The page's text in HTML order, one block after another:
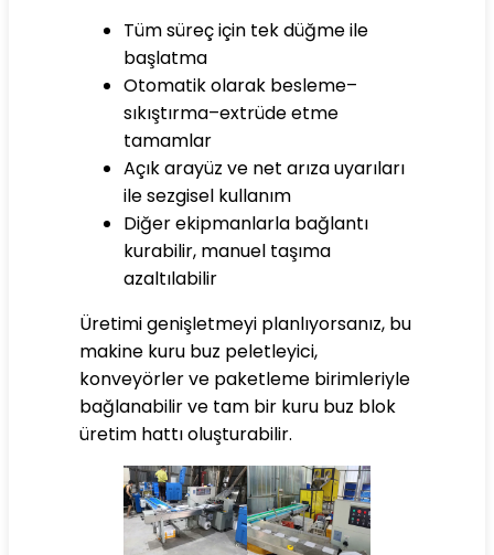
Tüm süreç için tek düğme ile
başlatma
Otomatik olarak besleme–
sıkıştırma–extrüde etme
tamamlar
Açık arayüz ve net arıza uyarıları
ile sezgisel kullanım
Diğer ekipmanlarla bağlantı
kurabilir, manuel taşıma
azaltılabilir
Üretimi genişletmeyi planlıyorsanız, bu
makine kuru buz peletleyici,
konveyörler ve paketleme birimleriyle
bağlanabilir ve tam bir kuru buz blok
üretim hattı oluşturabilir.